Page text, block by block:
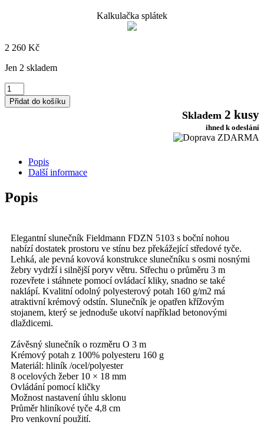
Kalkulačka splátek
2 260 Kč
Jen 2 skladem
Fieldmann
FDZN
5103
Přidat do košíku
Skladem 2 kusy
ihned k odeslání
Popis
Další informace
Popis
Elegantní slunečník Fieldmann FDZN 5103 s boční nohou
nabízí dostatek prostoru ve stínu bez překážející středové tyče.
Lehká, ale pevná kovová konstrukce slunečníku s osmi nosnými
žebry vydrží i silnější poryv větru. Střechu o průměru 3 m
rozevřete i stáhnete pomocí ovládací kliky, snadno se také
naklápí. Kvalitní odolný polyesterový potah 160 g/m2 má
atraktivní krémový odstín. Slunečník je opatřen křížovým
stojanem, který se jednoduše ukotví například betonovými
dlaždicemi.
Závěsný slunečník o rozměru O 3 m
Krémový potah z 100% polyesteru 160 g
Materiál: hliník /ocel/polyester
8 ocelových žeber 10 × 18 mm
Ovládání pomocí kličky
Možnost nastavení úhlu sklonu
Průměr hliníkové tyče 4,8 cm
Pro venkovní použití.